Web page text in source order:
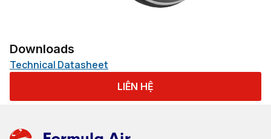
Downloads
Technical Datasheet
LIÊN HỆ